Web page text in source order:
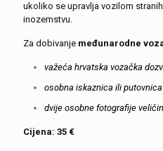
ukoliko se upravlja vozilom
inozemstvu.
Za dobivanje međunarodne
važeća hrvatska vozačka
osobna iskaznica ili putovnica
dvije osobne fotografije
Cijena: 35 €